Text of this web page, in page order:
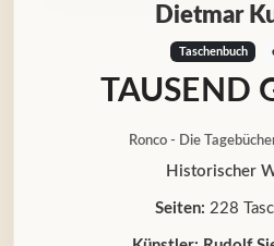
Dietmar
Taschenbuch
TAUSEND
Ronco - Die
Historischer
Seiten: 228